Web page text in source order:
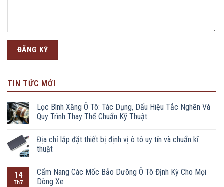
TIN TỨC MỚI
Lọc Bình Xăng Ô Tô: Tác Dụng, Dấu Hiệu Tắc Nghẽn Và
Quy Trình Thay Thế Chuẩn Kỹ Thuật
Địa chỉ lắp đặt thiết bị định vị ô tô uy tín và chuẩn kĩ
thuật
14
Th7
Cẩm Nang Các Mốc Bảo Dưỡng Ô Tô Định Kỳ Cho Mọi
Dòng Xe